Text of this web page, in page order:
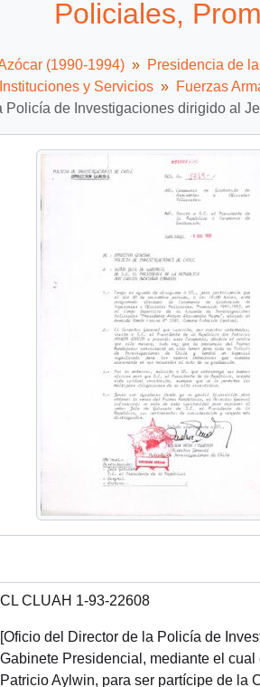
Policiales,
(1990-1994)
Presidencia de
y Servicios
Fuerzas
Policía de Investigaciones dirigido al
CL CLUAH 1-93-22608
[Oficio del Director de la Policía de
Gabinete Presidencial, mediante el
Patricio Aylwin, para ser partícipe de la